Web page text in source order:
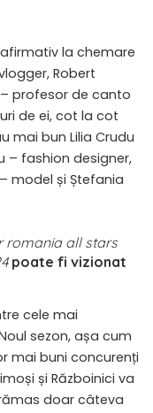
la chemare
Robert
profesor de canto
de ei, cot la cot
mai bun Lilia Crudu
– fashion designer,
model și Ștefania
romania all stars
poate fi vizionat
cele mai
sezon, așa cum
mai buni concurenți
și Războinici va
doar câteva